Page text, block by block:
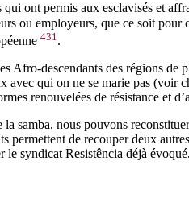
ont permis aux esclavisés et
ou employeurs, que ce soit
431 .
descendants des régions
qui on ne se marie pas
renouvelées de résistance et
samba, nous pouvons
de recouper deux
syndicat Resistência déjà